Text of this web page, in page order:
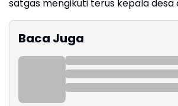
satgas mengikuti terus kepala desa
Baca Juga